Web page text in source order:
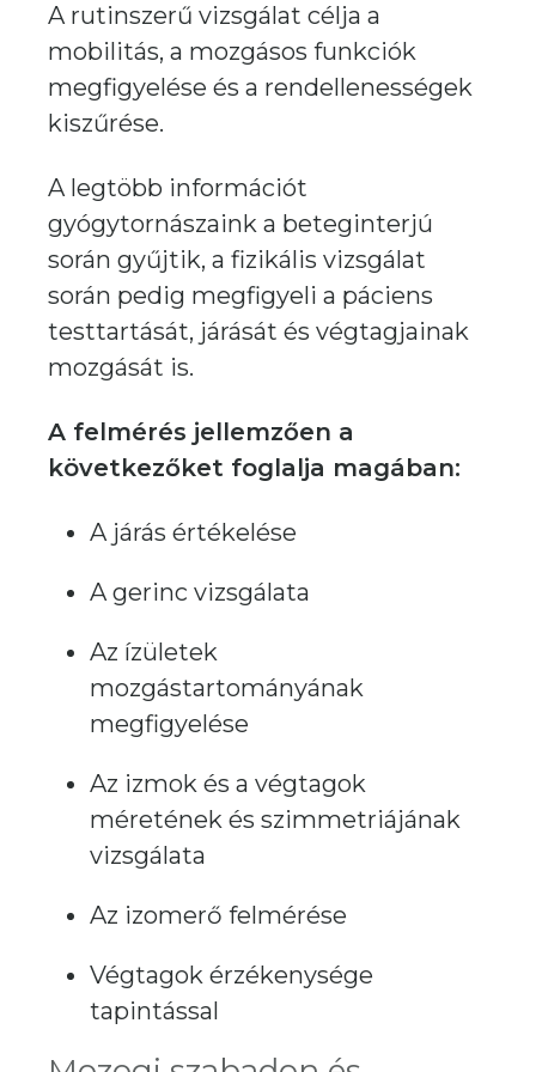
A rutinszerű vizsgálat célja a
mobilitás, a mozgásos funkciók
megfigyelése és a rendellenességek
kiszűrése.
A legtöbb információt
gyógytornászaink a beteginterjú
során gyűjtik, a fizikális vizsgálat
során pedig megfigyeli a páciens
testtartását, járását és végtagjainak
mozgását is.
A felmérés jellemzően a
következőket foglalja magában:
A járás értékelése
A gerinc vizsgálata
Az ízületek
mozgástartományának
megfigyelése
Az izmok és a végtagok
méretének és szimmetriájának
vizsgálata
Az izomerő felmérése
Végtagok érzékenysége
tapintással